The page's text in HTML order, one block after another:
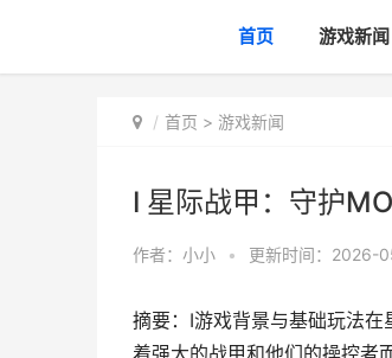
首页 游戏新闻
首页 > 游戏新闻
I 星际战甲：守护
作者： 小小 • 更新时间：2026-
摘要：I游戏背景与基础玩法